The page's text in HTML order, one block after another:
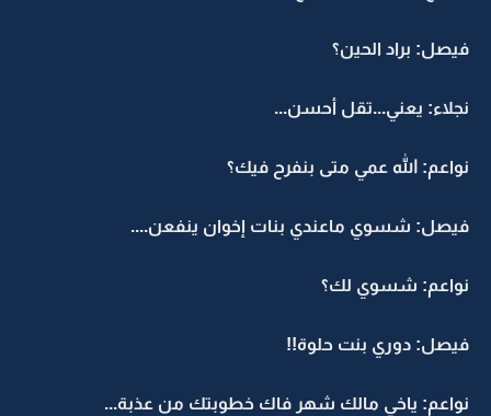
فيصل: براد الحين؟
نجلاء: يعني...تقل أحسن...
نواعم: الله عمي متى بنفرح فيك؟
فيصل: شسوي ماعندي بنات إخوان ينفعن....
نواعم: شسوي لك؟
فيصل: دوري بنت حلوة!!
نواعم: ياخي مالك شهر فاك خطوبتك من عذبة...